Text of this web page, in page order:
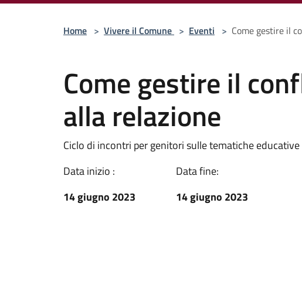
Home > Vivere il Comune > Eventi > Come gestire il
Come gestire il
alla relazione
Ciclo di incontri per genitori sulle tematiche
Data inizio :
14 giugno 2023
Data fine:
14 giugno 2023